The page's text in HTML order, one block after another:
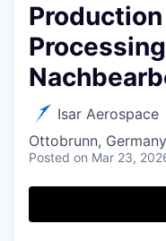
Isar Aerospace
Ottobrunn, Germany
Posted on Mar 23,